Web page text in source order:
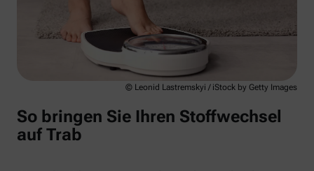
© Leonid Lastremskyi / iStock by Getty Images
So bringen Sie Ihren Stoffwechsel
auf Trab